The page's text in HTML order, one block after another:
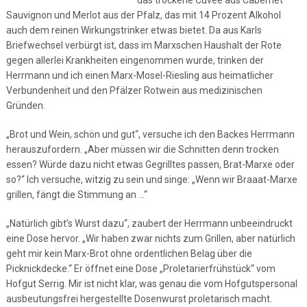
Sauvignon und Merlot aus der Pfalz, das mit 14 Prozent Alkohol
auch dem reinen Wirkungstrinker etwas bietet. Da aus Karls
Briefwechsel verbürgt ist, dass im Marxschen Haushalt der Rote
gegen allerlei Krankheiten eingenommen wurde, trinken der
Herrmann und ich einen Marx-Mosel-Riesling aus heimatlicher
Verbundenheit und den Pfälzer Rotwein aus medizinischen
Gründen.
„Brot und Wein, schön und gut“, versuche ich den Backes Herrmann
herauszufordern. „Aber müssen wir die Schnitten denn trocken
essen? Würde dazu nicht etwas Gegrilltes passen, Brat-Marxe oder
so?“ Ich versuche, witzig zu sein und singe: „Wenn wir Braaat-Marxe
grillen, fängt die Stimmung an …“
„Natürlich gibt’s Wurst dazu“, zaubert der Herrmann unbeeindruckt
eine Dose hervor. „Wir haben zwar nichts zum Grillen, aber natürlich
geht mir kein Marx-Brot ohne ordentlichen Belag über die
Picknickdecke.“ Er öffnet eine Dose „Proletarierfrühstück“ vom
Hofgut Serrig. Mir ist nicht klar, was genau die vom Hofgutspersonal
ausbeutungsfrei hergestellte Dosenwurst proletarisch macht.